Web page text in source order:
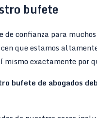
bufete
de confianza para
que estamos
mismo exactamente por
bufete de abogados